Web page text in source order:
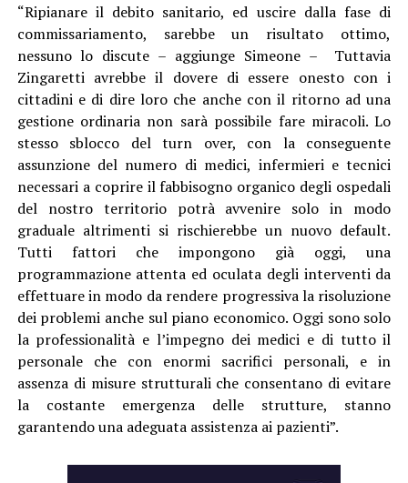
“Ripianare il debito sanitario, ed uscire dalla fase di
commissariamento, sarebbe un risultato ottimo,
nessuno lo discute – aggiunge Simeone – Tuttavia
Zingaretti avrebbe il dovere di essere onesto con i
cittadini e di dire loro che anche con il ritorno ad una
gestione ordinaria non sarà possibile fare miracoli. Lo
stesso sblocco del turn over, con la conseguente
assunzione del numero di medici, infermieri e tecnici
necessari a coprire il fabbisogno organico degli ospedali
del nostro territorio potrà avvenire solo in modo
graduale altrimenti si rischierebbe un nuovo default.
Tutti fattori che impongono già oggi, una
programmazione attenta ed oculata degli interventi da
effettuare in modo da rendere progressiva la risoluzione
dei problemi anche sul piano economico. Oggi sono solo
la professionalità e l’impegno dei medici e di tutto il
personale che con enormi sacrifici personali, e in
assenza di misure strutturali che consentano di evitare
la costante emergenza delle strutture, stanno
garantendo una adeguata assistenza ai pazienti”.